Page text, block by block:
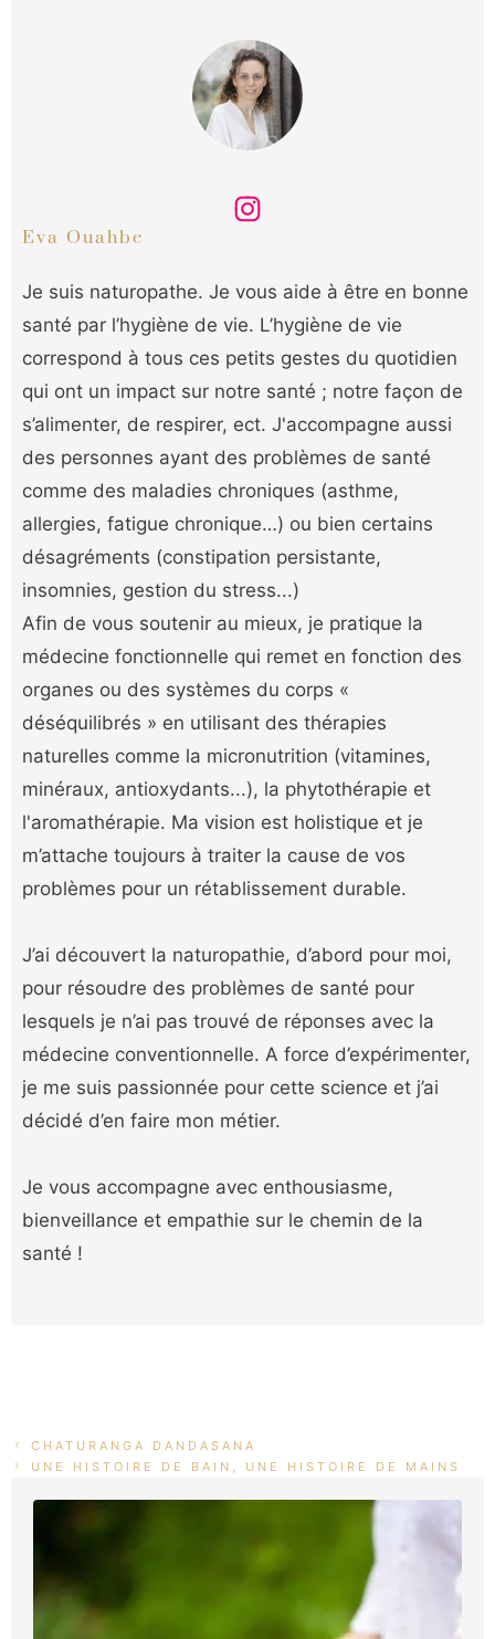
Eva Ouahbe
Je suis naturopathe. Je vous aide à être en bonne
santé par l’hygiène de vie. L’hygiène de vie
correspond à tous ces petits gestes du quotidien
qui ont un impact sur notre santé ; notre façon de
s’alimenter, de respirer, ect. J'accompagne aussi
des personnes ayant des problèmes de santé
comme des maladies chroniques (asthme,
allergies, fatigue chronique…) ou bien certains
désagréments (constipation persistante,
insomnies, gestion du stress...)
Afin de vous soutenir au mieux, je pratique la
médecine fonctionnelle qui remet en fonction des
organes ou des systèmes du corps «
déséquilibrés » en utilisant des thérapies
naturelles comme la micronutrition (vitamines,
minéraux, antioxydants...), la phytothérapie et
l'aromathérapie. Ma vision est holistique et je
m’attache toujours à traiter la cause de vos
problèmes pour un rétablissement durable.
J’ai découvert la naturopathie, d’abord pour moi,
pour résoudre des problèmes de santé pour
lesquels je n’ai pas trouvé de réponses avec la
médecine conventionnelle. A force d’expérimenter,
je me suis passionnée pour cette science et j’ai
décidé d’en faire mon métier.
Je vous accompagne avec enthousiasme,
bienveillance et empathie sur le chemin de la
santé !
CHATURANGA DANDASANA
UNE HISTOIRE DE BAIN, UNE HISTOIRE DE MAINS